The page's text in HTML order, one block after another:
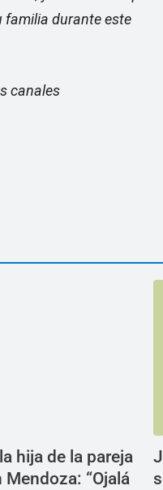
familia durante este
canales
hija de la pareja
“Ojalá